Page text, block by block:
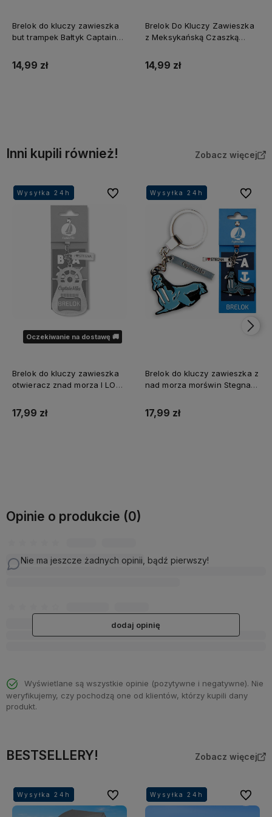
Brelok Do Kluczy Zawieszka
z Meksykańską Czaszką
14,99 zł
Brelok do kluczy zawieszka
pirat z chustą Captain Mike
14,99 zł
Inni kupili również! Zobacz więcej
Oczekiwanie na dostawę 🚚
Wysyłka 24h
Wysyłka 24h
Wysyłka 24h
Wysyłka 24h
Brelok do kluczy zawieszka
otwieracz znad morza I LOVE
17,99 zł
Do ulubionychWysyłka 24h
Wysyłka 24h
Wysyłka 24h
Wysyłka 24h
Brelok do kluczy zawieszka z
nad morza morświn Stegna
17,99 zł
Do
Opinie o produkcie (0)
Nie ma jeszcze żadnych opinii, bądź pierwszy!
dodaj opinię
Wyświetlane są wszystkie opinie (pozytywne i negatywne). Nie
weryfikujemy, czy pochodzą one od klientów, którzy kupili dany
produkt.
BESTSELLERY! Zobacz więcej
Wysyłka 24h
Wysyłka 24h
Wysyłka 24h
Wysyłka 24h Do ulubionychWysyłka 24h
Wysyłka 24h
Wysyłka 24h
Wysyłka 24h Do